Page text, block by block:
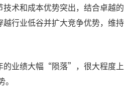
术和成本优势突出，结合卓越的
行业低谷并扩大竞争优势，维持
的业绩大幅“陨落”，很大程度上